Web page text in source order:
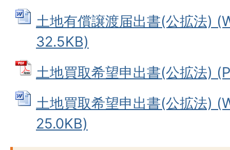
土地有償譲渡届出書(公拡法)
32.5KB)
土地買取希望申出書(公拡法)
土地買取希望申出書(公拡法)
25.0KB)